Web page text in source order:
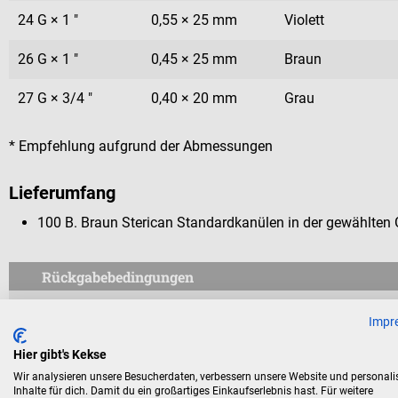
24 G × 1 " 0,55 × 25 mm Violett
26 G × 1 " 0,45 × 25 mm Braun
27 G × 3/4 " 0,40 × 20 mm Grau
* Empfehlung aufgrund der Abmessungen
Lieferumfang
100 B. Braun Sterican Standardkanülen in der gewählten
Rückgabebedingungen
Für Verbraucher besteht das Widerrufsrecht nicht bei
aus Gründen des Gesundheitsschutzes oder der Hygiene
Hier gibt's Kekse
Wir analysieren unsere Besucherdaten, verbessern unsere Website und
Inhalte für dich. Damit du ein großartiges Einkaufserlebnis hast. Für weitere